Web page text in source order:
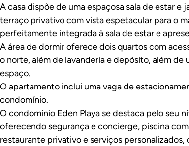
A casa dispõe de uma espaçosa sala de estar e
terraço privativo com vista espetacular para o
perfeitamente integrada à sala de estar e
A área de dormir oferece dois quartos com
o norte, além de lavanderia e depósito, além
espaço.
O apartamento inclui uma vaga de
condomínio.
O condomínio Eden Playa se destaca pelo seu
oferecendo segurança e concierge, piscina
restaurante privativo e serviços